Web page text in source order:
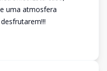
uma atmosfera